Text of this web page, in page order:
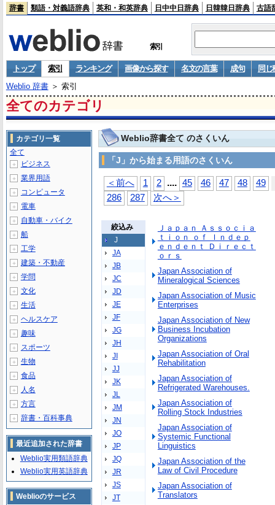
辞書 類語・対義語辞典 英和・和英辞典 日中中日辞典 日韓韓日辞典 古語
索引
トップ 索引 ランキング 画像から探す 名文の言葉 成句
同じ
Weblio 辞書＞ 索引
全てのカテゴリ
Weblio辞書全て のさくいん
「J」から始まる用語のさくいん
＜前へ 1 2 .... 45 46 47 48 49
286
287 次へ＞
絞込み
J
JA
JB
JC
JD
JE
JF
JG
JH
JI
JJ
JK
JL
JM
JN
JO
JP
JQ
JR
JS
JT
Ｊａｐａｎ Ａｓｓｏｃｉａ
ｔｉｏｎ ｏｆ Ｉｎｄｅｐ
ｅｎｄｅｎｔ Ｄｉｒｅｃｔ
ｏｒｓ
Japan Association of
Mineralogical Sciences
Japan Association of Music
Enterprises
Japan Association of New
Business Incubation
Organizations
Japan Association of Oral
Rehabilitation
Japan Association of
Refrigerated Warehouses.
Japan Association of
Rolling Stock Industries
Japan Association of
Systemic Functional
Linguistics
Japan Association of the
Law of Civil Procedure
Japan Association of
Translators
カテゴリ一覧
全て
＋ ビジネス
＋ 業界用語
＋ コンピュータ
＋ 電車
＋ 自動車・バイク
＋ 船
＋ 工学
＋ 建築・不動産
＋ 学問
＋ 文化
＋ 生活
＋ ヘルスケア
＋ 趣味
＋ スポーツ
＋ 生物
＋ 食品
＋ 人名
＋ 方言
＋ 辞書・百科事典
最近追加された辞書
Weblio実用類語辞典
Weblio実用英語辞典
Weblioのサービス